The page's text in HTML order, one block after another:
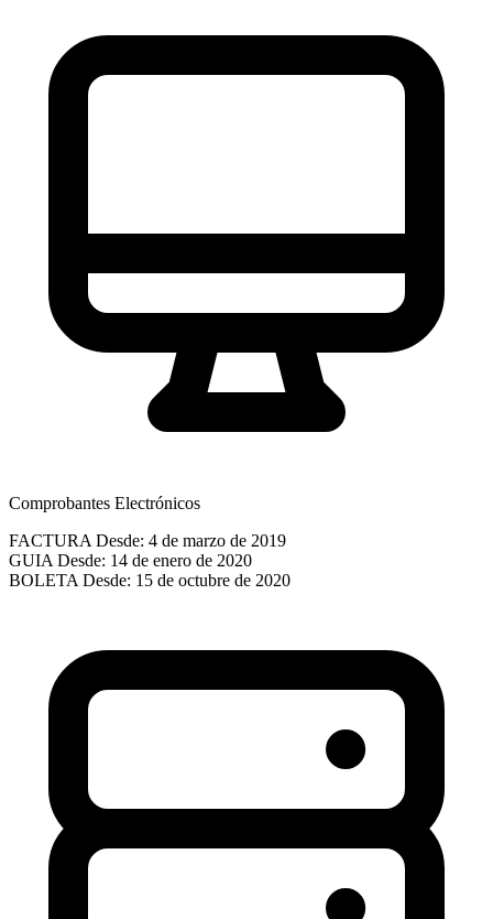
Comprobantes Electrónicos
FACTURA Desde: 4 de marzo de 2019
GUIA Desde: 14 de enero de 2020
BOLETA Desde: 15 de octubre de 2020